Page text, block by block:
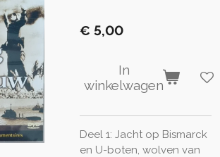
€ 5,00
In
winkelwagen
Deel 1: Jacht op Bismarck
en U-boten, wolven van